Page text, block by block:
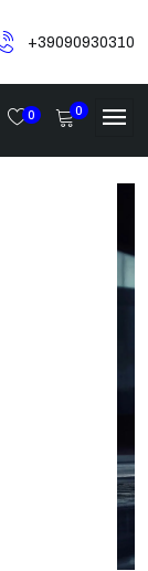
+39090930310
0 0